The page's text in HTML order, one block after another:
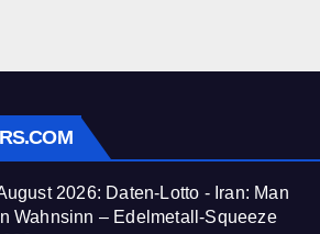
2026: Daten-Lotto - Iran: Man
Wahnsinn – Edelmetall-Squeeze